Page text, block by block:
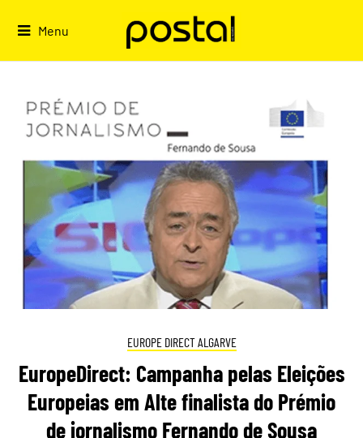
Menu
EUROPE DIRECT ALGARVE
EuropeDirect: Campanha pelas Eleições
Europeias em Alte finalista do Prémio
de jornalismo Fernando de Sousa